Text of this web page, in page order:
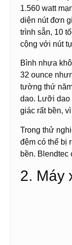
1.560 watt
diện nút đơn
trình sẵn, 10
cộng với nút
Bình nhựa
32 ounce
tường thứ
dao. Lưỡi dao
giác rất bền,
Trong thử
đệm có thể bị
bền. Blendtec
2. Máy